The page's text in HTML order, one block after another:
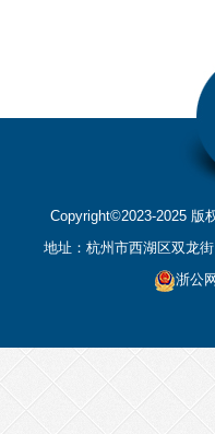
Copyright©2023-2025 版
地址：杭州市西湖区双龙
浙公